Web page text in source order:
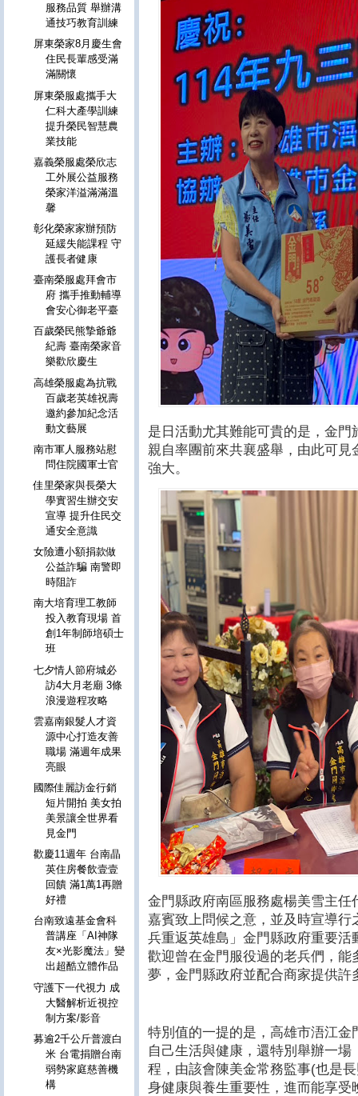
是日活動尤其難能可貴的是，金
親自率團前來共襄盛舉，由此可
強大。
金門縣政府南區服務處楊美雪主
嘉賓致上問候之意，並及時宣導
兵重返英雄島」金門縣政府重要活
歡迎曾在金門服役過的老兵們，
夢，金門縣政府並配合商家提供
特別值的一提的是，高雄市浯江
自己生活與健康，還特別舉辦一
程，由該會陳美金常務監事(也是
身健康與養生重要性，進而能享受
服務品質 舉辦溝
通技巧教育訓練
屏東榮家8月慶生會
住民長輩感受滿
滿關懷
屏東榮服處攜手大
仁科大產學訓練
提升榮民智慧農
業技能
嘉義榮服處榮欣志
工外展公益服務
榮家洋溢滿滿溫
馨
彰化榮家家辦預防
延緩失能課程 守
護長者健康
臺南榮服處拜會市
府 攜手推動輔導
會安心御老平臺
百歲榮民熊摯爺爺
紀壽 臺南榮家音
樂歡欣慶生
高雄榮服處為抗戰
百歲老英雄祝壽
邀約參加紀念活
動文藝展
南市軍人服務站慰
問住院國軍士官
佳里榮家與長榮大
學實習生辦交安
宣導 提升住民交
通安全意識
女險遭小額捐款做
公益詐騙 南警即
時阻詐
南大培育理工教師
投入教育現場 首
創1年制師培碩士
班
七夕情人節府城必
訪4大月老廟 3條
浪漫遊程攻略
雲嘉南銀髮人才資
源中心打造友善
職場 滿週年成果
亮眼
國際佳麗訪金行銷
短片開拍 美女拍
美景讓全世界看
見金門
歡慶11週年 台南晶
英住房餐飲壹壹
回饋 滿1萬1再贈
好禮
台南致遠基金會科
普講座「AI神隊
友×光影魔法」變
出超酷立體作品
守護下一代視力 成
大醫解析近視控
制方案/影音
募逾2千公斤普渡白
米 台電捐贈台南
弱勢家庭慈善機
構